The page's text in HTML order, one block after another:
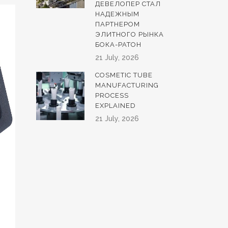
ДЕВЕЛОПЕР СТАЛ
НАДЕЖНЫМ
ПАРТНЕРОМ
ЭЛИТНОГО РЫНКА
БОКА-РАТОН
21 July, 2026
COSMETIC TUBE
MANUFACTURING
PROCESS
EXPLAINED
21 July, 2026